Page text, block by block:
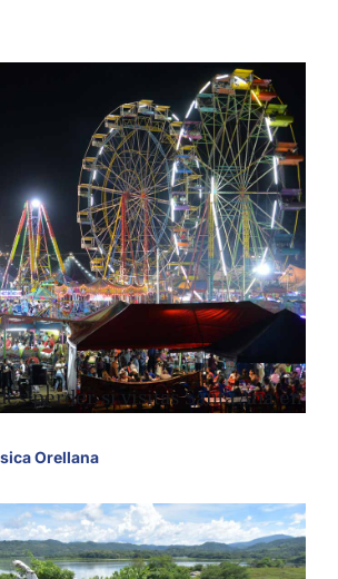
perder si visitas Santa Ana en
Orellana